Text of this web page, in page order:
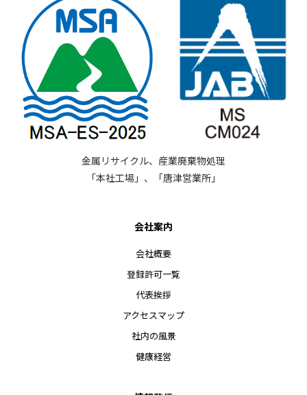
金属リサイクル、産業廃棄物処理
「本社工場」、「唐津営業所」
会社案内
会社概要
登録許可一覧
代表挨拶
アクセスマップ
社内の風景
健康経営